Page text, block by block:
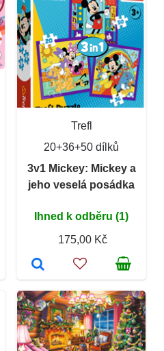
Trefl
20+36+50 dílků
3v1 Mickey: Mickey a
jeho veselá posádka
Ihned k odběru (1)
175,00 Kč